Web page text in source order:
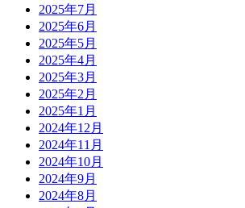
2025年7月
2025年6月
2025年5月
2025年4月
2025年3月
2025年2月
2025年1月
2024年12月
2024年11月
2024年10月
2024年9月
2024年8月